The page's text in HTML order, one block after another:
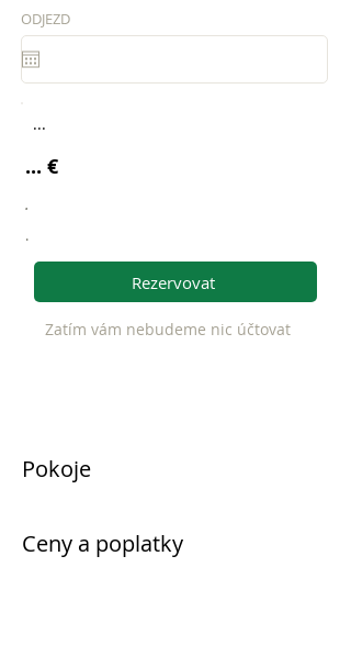
ODJEZD
...
... €
.
.
Rezervovat
Zatím vám nebudeme nic účtovat
Pokoje
Ceny a poplatky